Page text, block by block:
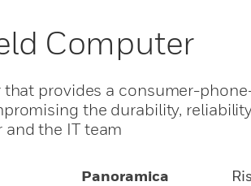
Computer
provides a consumer-
the durability,
the IT team
Panoramica